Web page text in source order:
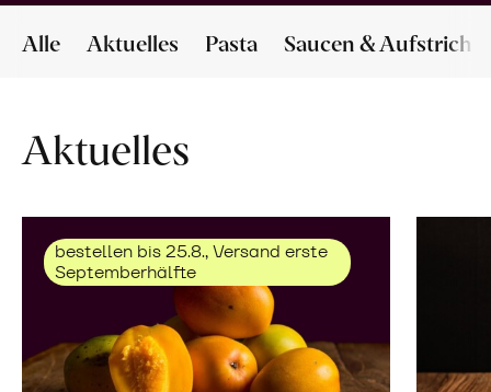
Alle Aktuelles Pasta Saucen & Aufstriche
Aktuelles
bestellen bis 25.8., Versand erste
Septemberhälfte